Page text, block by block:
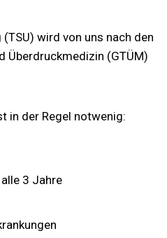
wird von uns nach den
Überdruckmedizin (GTÜM)
in der Regel notwenig:
3 Jahre